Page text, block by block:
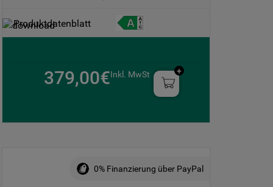
Produktdatenblatt
379,00€Inkl. MwSt
0% Finanzierung über PayPal